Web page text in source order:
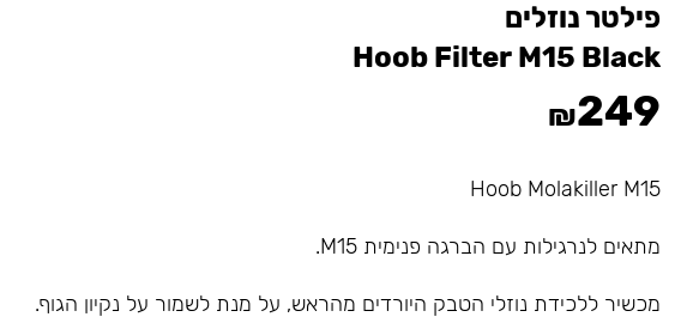
פילטר נוזלים
Hoob Filter M15 Black
₪249
Hoob Molakiller M15
מתאים לנרגילות עם הברגה פנימית M15.
מכשיר ללכידת נוזלי הטבק היורדים מהראש, על מנת לשמור על נקיון הגוף.